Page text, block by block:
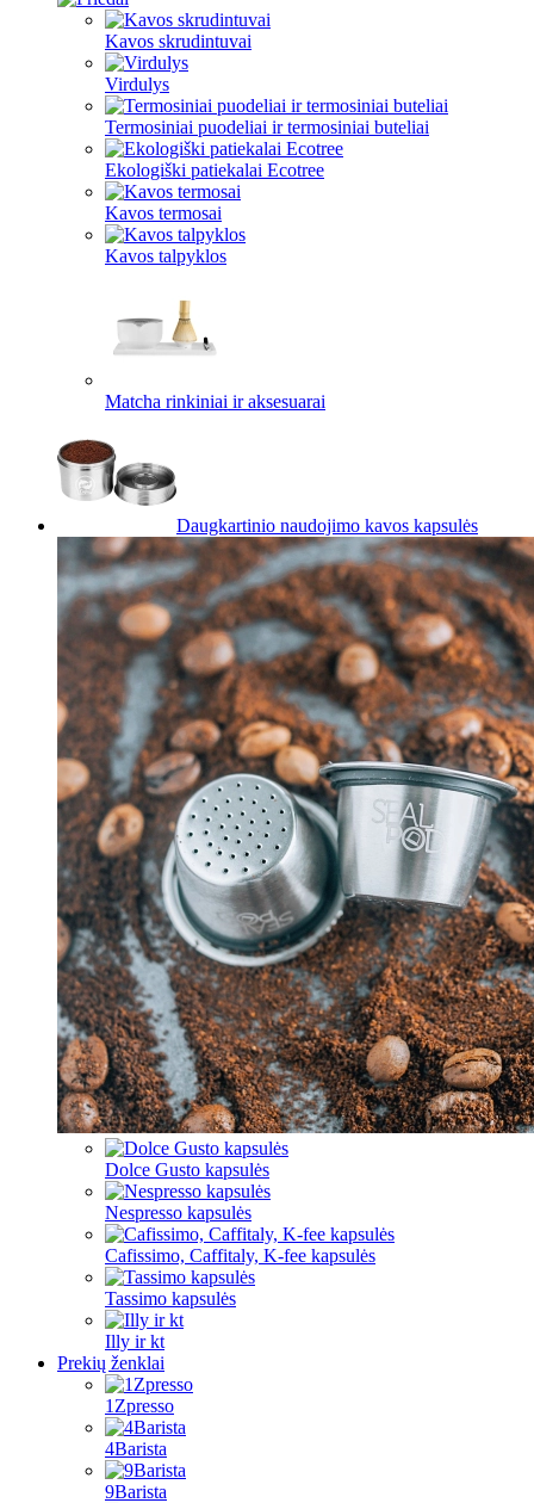
Kavos skrudintuvai
Virdulys
Termosiniai puodeliai ir termosiniai buteliai
Ekologiški patiekalai Ecotree
Kavos termosai
Kavos talpyklos
Matcha rinkiniai ir aksesuarai
Daugkartinio naudojimo kavos kapsulės
Dolce Gusto kapsulės
Nespresso kapsulės
Cafissimo, Caffitaly, K-fee kapsulės
Tassimo kapsulės
Illy ir kt
Prekių ženklai
1Zpresso
4Barista
9Barista